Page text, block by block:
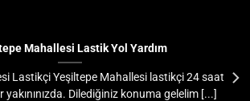
Mahallesi Lastik Yol Yardım
Lastikçi Yeşiltepe Mahallesi lastikçi 24 saat
Dilediğiniz konuma gelelim [...]